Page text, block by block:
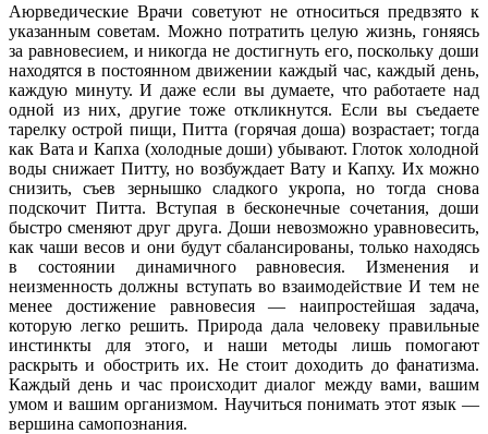
Аюрведические Врачи советуют не относиться предвзято к
указанным советам. Можно потратить целую жизнь, гоняясь
за равновесием, и никогда не достигнуть его, поскольку доши
находятся в постоянном движении каждый час, каждый день,
каждую минуту. И даже если вы думаете, что работаете над
одной из них, другие тоже откликнутся. Если вы съедаете
тарелку острой пищи, Питта (горячая доша) возрастает; тогда
как Вата и Капха (холодные доши) убывают. Глоток холодной
воды снижает Питту, но возбуждает Вату и Капху. Их можно
снизить, съев зернышко сладкого укропа, но тогда снова
подскочит Питта. Вступая в бесконечные сочетания, доши
быстро сменяют друг друга. Доши невозможно уравновесить,
как чаши весов и они будут сбалансированы, только находясь
в состоянии динамичного равновесия. Изменения и
неизменность должны вступать во взаимодействие И тем не
менее достижение равновесия — наипростейшая задача,
которую легко решить. Природа дала человеку правильные
инстинкты для этого, и наши методы лишь помогают
раскрыть и обострить их. Не стоит доходить до фанатизма.
Каждый день и час происходит диалог между вами, вашим
умом и вашим организмом. Научиться понимать этот язык —
вершина самопознания.